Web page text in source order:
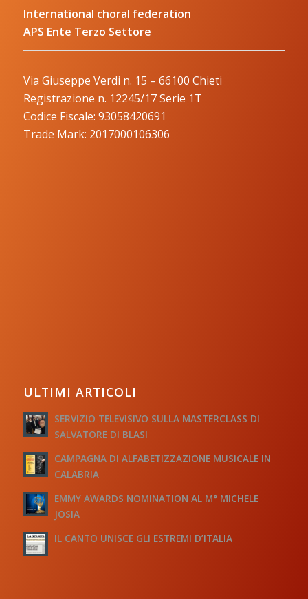
International choral federation
APS Ente Terzo Settore
Via Giuseppe Verdi n. 15 – 66100 Chieti
Registrazione n. 12245/17 Serie 1T
Codice Fiscale: 93058420691
Trade Mark: 2017000106306
ULTIMI ARTICOLI
SERVIZIO TELEVISIVO SULLA MASTERCLASS DI
SALVATORE DI BLASI
CAMPAGNA DI ALFABETIZZAZIONE MUSICALE IN
CALABRIA
EMMY AWARDS NOMINATION AL M° MICHELE
JOSIA
IL CANTO UNISCE GLI ESTREMI D’ITALIA